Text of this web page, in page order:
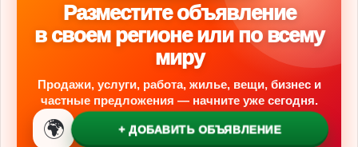
Разместите объявление
в своем регионе или по всему
миру
Продажи, услуги, работа, жилье, вещи, бизнес и
частные предложения — начните уже сегодня.
🌍 + ДОБАВИТЬ ОБЪЯВЛЕНИЕ